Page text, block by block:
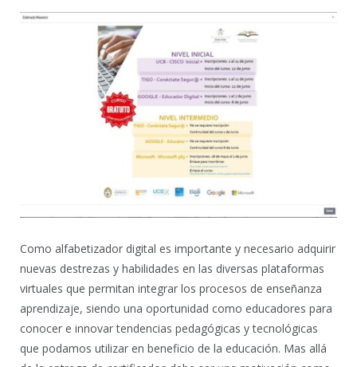
Como alfabetizador digital es importante y necesario adquirir
nuevas destrezas y habilidades en las diversas plataformas
virtuales que permitan integrar los procesos de enseñanza
aprendizaje, siendo una oportunidad como educadores para
conocer e innovar tendencias pedagógicas y tecnológicas
que podamos utilizar en beneficio de la educación. Mas allá